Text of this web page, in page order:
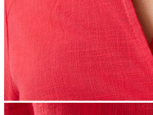
İndirimdekiler
Kadın
Ceket
Hırka
Kaban
Kazak
Mont
Pantolon
Sweatshırt
Gömlek
T-shirt
Elbise